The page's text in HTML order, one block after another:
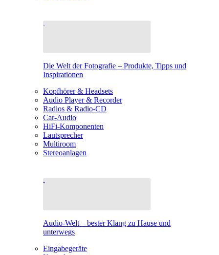
Die Welt der Fotografie – Produkte, Tipps und
Inspirationen
Kopfhörer & Headsets
Audio Player & Recorder
Radios & Radio-CD
Car-Audio
HiFi-Komponenten
Lautsprecher
Multiroom
Stereoanlagen
Audio-Welt – bester Klang zu Hause und
unterwegs
Eingabegeräte